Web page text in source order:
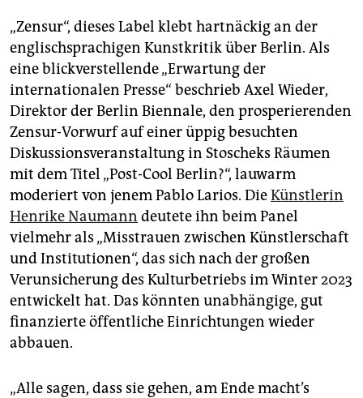
„Zensur“, dieses Label klebt hartnäckig an der
englischsprachigen Kunstkritik über Berlin. Als
eine blickverstellende „Erwartung der
internationalen Presse“ beschrieb Axel Wieder,
Direktor der Berlin Biennale, den prosperierenden
Zensur-Vorwurf auf einer üppig besuchten
Diskussionsveranstaltung in Stoscheks Räumen
mit dem Titel „Post-Cool Berlin?“, lauwarm
moderiert von jenem Pablo Larios. DieKünstlerin
Henrike Naumann deutete ihn beim Panel
vielmehr als „Misstrauen zwischen Künstlerschaft
und Institutionen“, das sich nach der großen
Verunsicherung des Kulturbetriebs im Winter 2023
entwickelt hat. Das könnten unabhängige, gut
finanzierte öffentliche Einrichtungen wieder
abbauen.
„Alle sagen, dass sie gehen, am Ende macht’s